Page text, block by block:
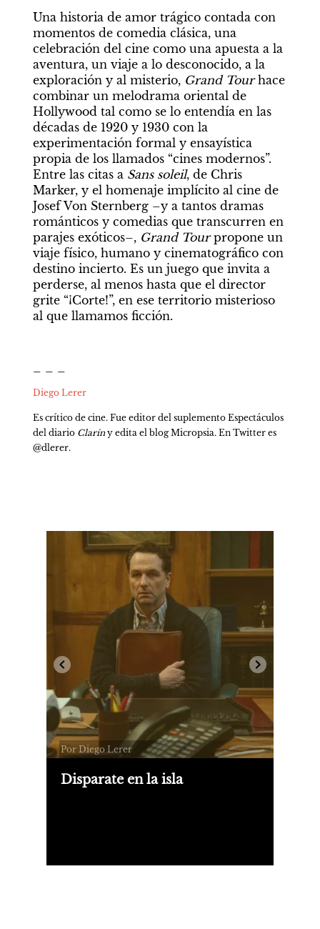
Una historia de amor trágico contada con
momentos de comedia clásica, una
celebración del cine como una apuesta a la
aventura, un viaje a lo desconocido, a la
exploración y al misterio, Grand Tour hace
combinar un melodrama oriental de
Hollywood tal como se lo entendía en las
décadas de 1920 y 1930 con la
experimentación formal y ensayística
propia de los llamados “cines modernos”.
Entre las citas a Sans soleil, de Chris
Marker, y el homenaje implícito al cine de
Josef Von Sternberg –y a tantos dramas
románticos y comedias que transcurren en
parajes exóticos–, Grand Tour propone un
viaje físico, humano y cinematográfico con
destino incierto. Es un juego que invita a
perderse, al menos hasta que el director
grite “¡Corte!”, en ese territorio misterioso
al que llamamos ficción.
Diego Lerer
Es crítico de cine. Fue editor del suplemento Espectáculos
del diario Clarín y edita el blog Micropsia. En Twitter es
@dlerer.
Por Diego Lerer
Disparate en la isla
humano bastante similar, de hecho, al